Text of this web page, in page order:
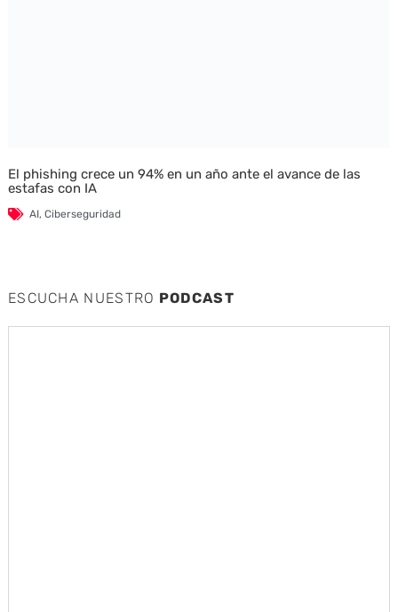
El phishing crece un 94% en un año ante el avance de las
estafas con IA
AI, Ciberseguridad
ESCUCHA NUESTRO PODCAST